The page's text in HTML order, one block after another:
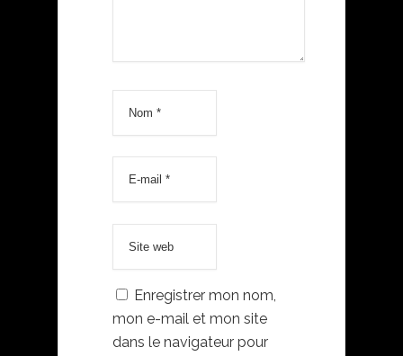
Enregistrer mon nom,
mon e-mail et mon site
dans le navigateur pour